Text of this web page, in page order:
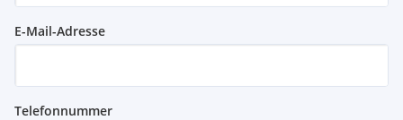
E-Mail-Adresse
Telefonnummer